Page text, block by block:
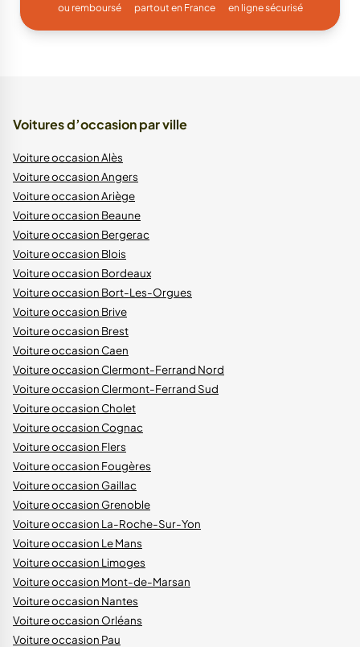
ou remboursé partout en France en ligne sécurisé
Voitures d’occasion par ville
Voiture occasion Alès
Voiture occasion Angers
Voiture occasion Ariège
Voiture occasion Beaune
Voiture occasion Bergerac
Voiture occasion Blois
Voiture occasion Bordeaux
Voiture occasion Bort-Les-Orgues
Voiture occasion Brive
Voiture occasion Brest
Voiture occasion Caen
Voiture occasion Clermont-Ferrand Nord
Voiture occasion Clermont-Ferrand Sud
Voiture occasion Cholet
Voiture occasion Cognac
Voiture occasion Flers
Voiture occasion Fougères
Voiture occasion Gaillac
Voiture occasion Grenoble
Voiture occasion La-Roche-Sur-Yon
Voiture occasion Le Mans
Voiture occasion Limoges
Voiture occasion Mont-de-Marsan
Voiture occasion Nantes
Voiture occasion Orléans
Voiture occasion Pau